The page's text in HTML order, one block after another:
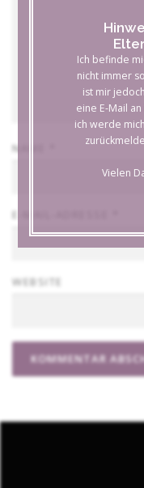
NAME
E-MAIL-ADRESSE
WEBSITE
Ich befinde
nicht immer
ist mir
eine E-Mail an
ich werde
Vielen